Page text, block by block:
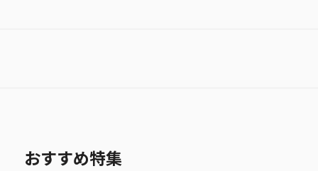
おすすめ特集